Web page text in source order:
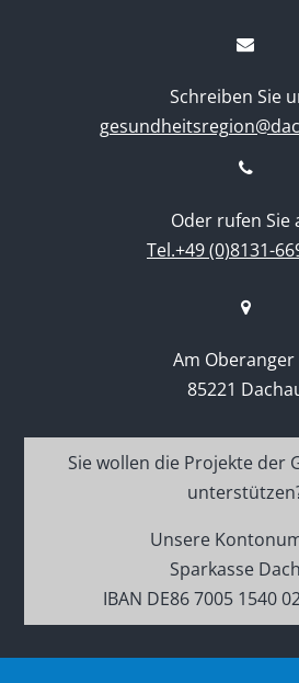
Schreiben Sie
Oder rufen Sie
Tel.+49 (0)8131-
Am Oberanger
85221
Sie wollen die Projekte der
Unsere
Sparkasse
IBAN DE86 7005 1540